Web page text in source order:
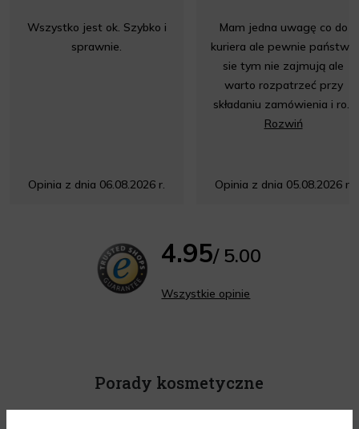
Wszystko jest ok. Szybko i
sprawnie.
Opinia z dnia 06.08.2026 r.
Mam jedna uwagę co do
kuriera ale pewnie państwo
sie tym nie zajmują ale
warto rozpatrzeć przy
składaniu zamówienia i ro...
Rozwiń
Opinia z dnia 05.08.2026 r.
4.95/ 5.00
Wszystkie opinie
Porady kosmetyczne